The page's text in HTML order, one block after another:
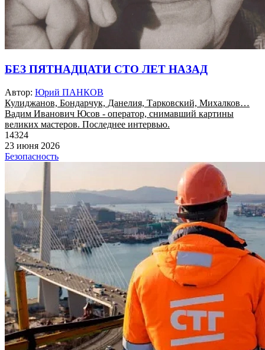
БЕЗ ПЯТНАДЦАТИ СТО ЛЕТ НАЗАД
Автор: Юрий ПАНКОВ
Кулиджанов, Бондарчук, Данелия, Тарковский, Михалков…
Вадим Иванович Юсов - оператор, снимавший картины
великих мастеров. Последнее интервью.
14324
23 июня 2026
Безопасность